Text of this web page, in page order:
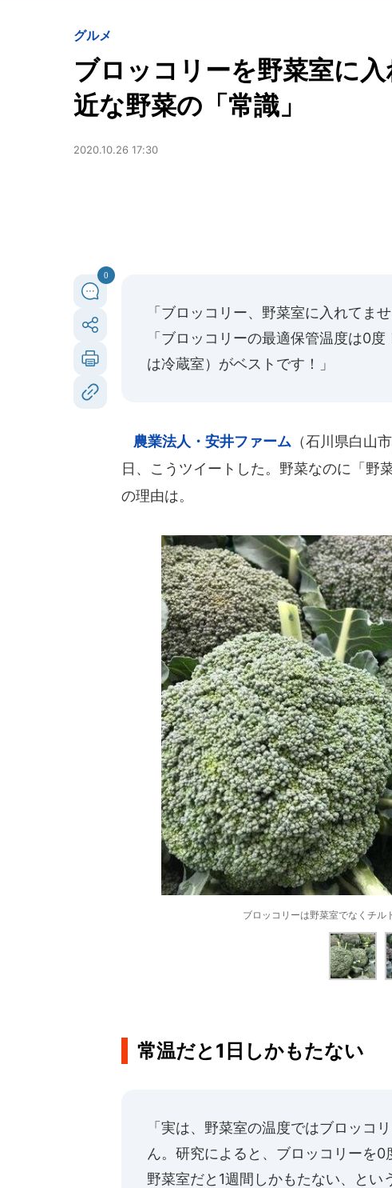
グルメ
ブロッコリーを野菜室に
近な野菜の「常識」
2020.10.26 17:30
0
「ブロッコリー、野菜室に入れてませ
「ブロッコリーの最適保管温度は0
は冷蔵室）がベストです！」
農業法人・安井ファーム （石川県白山
日、こうツイートした。野菜なのに「野
の理由は。
ブロッコリーは野菜室でなくチル
常温だと1日しかもたない
「実は、野菜室の温度ではブロッコ
ん。研究によると、ブロッコリーを
野菜室だと1週間しかもたない、とい